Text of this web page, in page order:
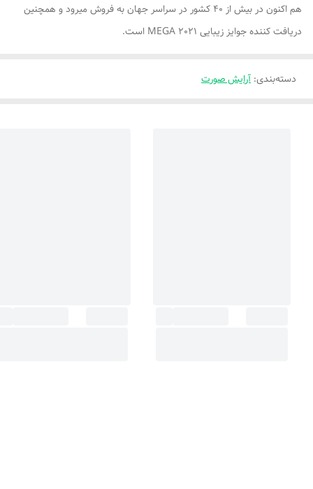
هم اکنون در بیش از 40 کشور در سراسر جهان به فروش میرود و همچنین
دریافت کننده جوایز زیبایی MEGA 2021 است.
دسته‌بندی: آرایش صورت